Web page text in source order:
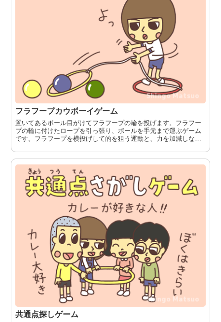
フラフープカウボーイゲーム
置いてあるボール目がけてフラフープの輪を投げます。フラフー
プの輪に付けたロープを引っ張り、ボールを手元まで運ぶゲーム
です。フラフープを横投げして的を狙う運動と、力を加減しなが
共通点探しゲーム